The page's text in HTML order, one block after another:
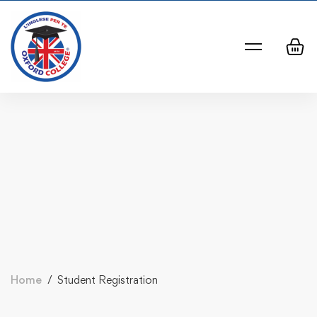
Home Student Registration